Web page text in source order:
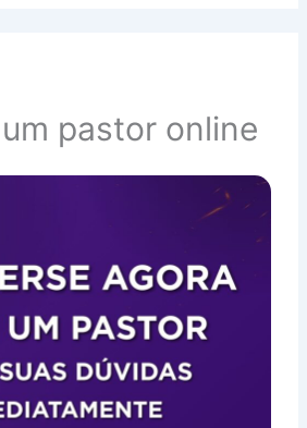
pastor online